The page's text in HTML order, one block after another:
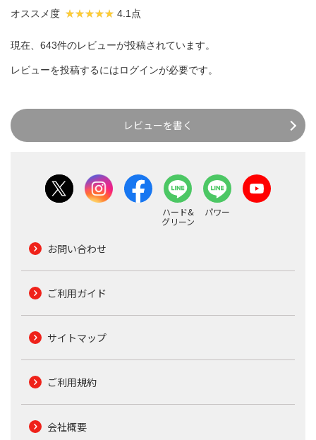
オススメ度 4.1点
現在、643件のレビューが投稿されています。
レビューを投稿するにはログインが必要です。
レビューを書く
ハード&
グリーン
パワー
お問い合わせ
ご利用ガイド
サイトマップ
ご利用規約
会社概要